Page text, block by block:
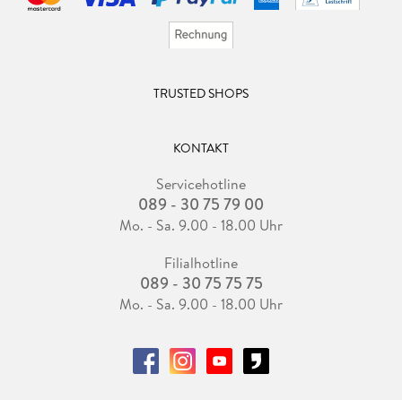
TRUSTED SHOPS
KONTAKT
Servicehotline
089 - 30 75 79 00
Mo. - Sa. 9.00 - 18.00 Uhr
Filialhotline
089 - 30 75 75 75
Mo. - Sa. 9.00 - 18.00 Uhr